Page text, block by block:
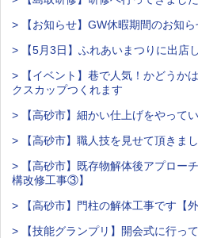
> 【お知らせ】GW休暇期間のお知ら
> 【5月3日】ふれあいまつりに出店
> 【イベント】巷で人気！かどうか
クスカップつくれます
> 【高砂市】細かい仕上げをやって
> 【高砂市】職人技を見せて頂きま
> 【高砂市】既存物解体後アプロー
構改修工事③】
> 【高砂市】門柱の解体工事です【
> 【技能グランプリ】開会式に行って